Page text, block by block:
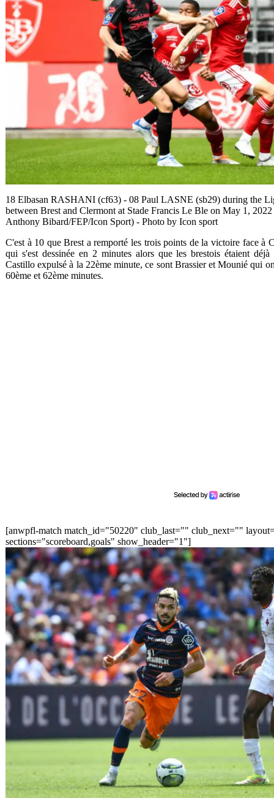
18 Elbasan RASHANI (cf63) - 08 Paul LASNE (sb29) during the
between Brest and Clermont at Stade Francis Le Ble on May 1,
Anthony Bibard/FEP/Icon Sport) - Photo by Icon sport
C'est à 10 que Brest a remporté les trois points de la victoire face à
qui s'est dessinée en 2 minutes alors que les brestois étaient
Castillo expulsé à la 22ème minute, ce sont Brassier et Mounié qui
60ème et 62ème minutes.
[anwpfl-match match_id="50220" club_last="" club_next=""
sections="scoreboard,goals" show_header="1"]